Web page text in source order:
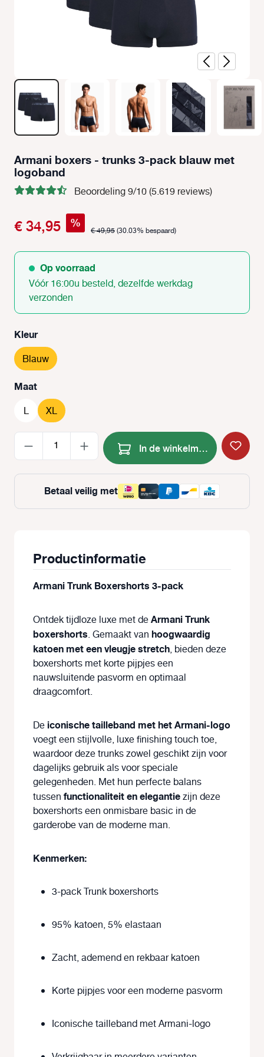
Armani boxers - trunks 3-pack blauw met
logoband
Beoordeling 9/10 (5.619 reviews)
€ 34,95 % € 49,95(30.03% bespaard)
Op voorraad
Vóór 16:00u besteld, dezelfde werkdag
verzonden
Selecteer
Kleur
Blauw
Selecteer
Maat
L XL
Producthoeveelheid: Voer
In de winkelmand
Betaal veilig met
Productinformatie
Armani Trunk Boxershorts 3-pack
Ontdek tijdloze luxe met deArmani Trunk
boxershorts. Gemaakt van hoogwaardig
katoen met een vleugje stretch, bieden deze
boxershorts met korte pijpjes een
nauwsluitende pasvorm en optimaal
draagcomfort.
De iconische tailleband met het Armani-logo
voegt een stijlvolle, luxe finishing touch toe,
waardoor deze trunks zowel geschikt zijn voor
dagelijks gebruik als voor speciale
gelegenheden. Met hun perfecte balans
tussen functionaliteit en elegantiezijn deze
boxershorts een onmisbare basic in de
garderobe van de moderne man.
Kenmerken:
3-pack Trunk boxershorts
95% katoen, 5% elastaan
Zacht, ademend en rekbaar katoen
Korte pijpjes voor een moderne pasvorm
Iconische tailleband met Armani-logo